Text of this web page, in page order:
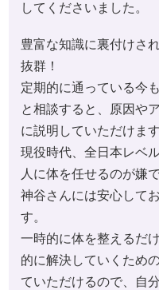
してくださいました。
豊富な知識に裏付けさ
抜群！
定期的に通っている今
と相談すると、原因や
に説明していただけます
現役時代、全日本レベ
人に体を任せるのが嫌
神谷さんには安心して
す。
一時的に体を整えるだ
的に解決していくため
ていただけるので、自